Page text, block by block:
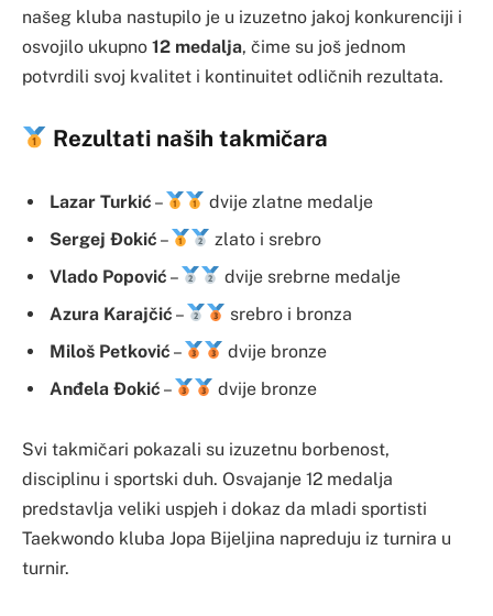
našeg kluba nastupilo je u izuzetno jakoj konkurenciji i
osvojilo ukupno 12 medalja, čime su još jednom
potvrdili svoj kvalitet i kontinuitet odličnih rezultata.
Rezultati naših takmičara
Lazar Turkić –
dvije zlatne medalje
Sergej Đokić –
zlato i srebro
Vlado Popović –
dvije srebrne medalje
Azura Karajčić –
srebro i bronza
Miloš Petković –
dvije bronze
Anđela Đokić – dvije bronze
Svi takmičari pokazali su izuzetnu borbenost,
disciplinu i sportski duh. Osvajanje 12 medalja
predstavlja veliki uspjeh i dokaz da mladi sportisti
Taekwondo kluba Jopa Bijeljina napreduju iz turnira u
turnir.